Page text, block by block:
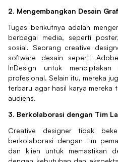
2. Mengembangkan Desain
Tugas berikutnya adalah
berbagai media, seperti
sosial. Seorang creative
software desain seperti
InDesign untuk
profesional. Selain itu, mereka
terbaru agar hasil karya mereka
audiens.
3. Berkolaborasi dengan Tim
Creative designer tidak
berkolaborasi dengan tim
dan klien untuk memastikan